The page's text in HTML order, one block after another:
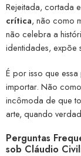
Rejeitada, cortada
crítica, não como
não celebra a
identidades, expõe
É por isso que
importar. Não
incômoda de que
arte, quando
Perguntas
sob Cláudio